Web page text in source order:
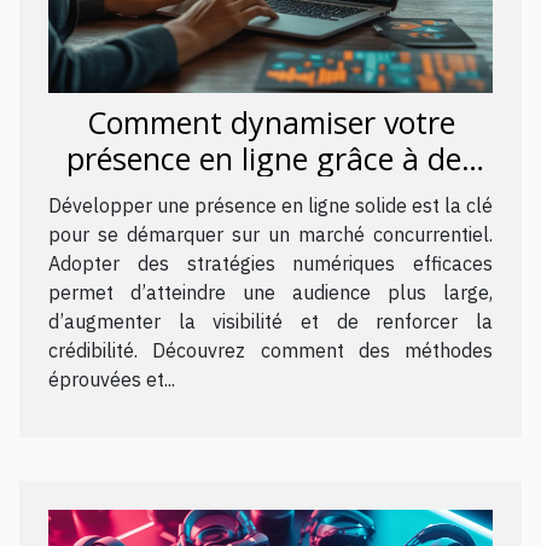
Comment dynamiser votre
présence en ligne grâce à des
stratégies numériques
éprouvées ?
Développer une présence en ligne solide est la clé
pour se démarquer sur un marché concurrentiel.
Adopter des stratégies numériques efficaces
permet d’atteindre une audience plus large,
d’augmenter la visibilité et de renforcer la
crédibilité. Découvrez comment des méthodes
éprouvées et...